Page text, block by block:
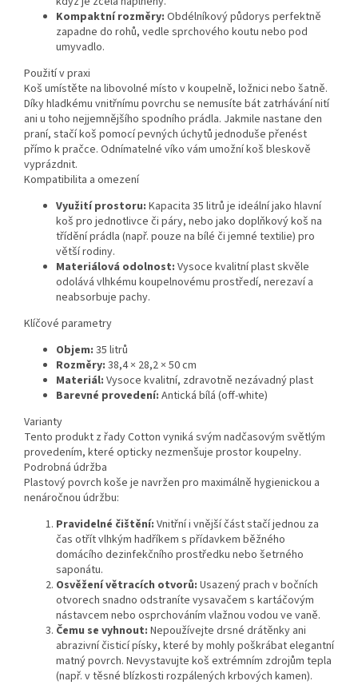
Kompaktní rozměry: Obdélníkový půdorys perfektně
zapadne do rohů, vedle sprchového koutu nebo pod
umyvadlo.
Použití v praxi
Koš umístěte na libovolné místo v koupelně, ložnici nebo šatně.
Díky hladkému vnitřnímu povrchu se nemusíte bát zatrhávání nití
ani u toho nejjemnějšího spodního prádla. Jakmile nastane den
praní, stačí koš pomocí pevných úchytů jednoduše přenést
přímo k pračce. Odnímatelné víko vám umožní koš bleskově
vyprázdnit.
Kompatibilita a omezení
Využití prostoru: Kapacita 35 litrů je ideální jako hlavní
koš pro jednotlivce či páry, nebo jako doplňkový koš na
třídění prádla (např. pouze na bílé či jemné textilie) pro
větší rodiny.
Materiálová odolnost: Vysoce kvalitní plast skvěle
odolává vlhkému koupelnovému prostředí, nerezaví a
neabsorbuje pachy.
Klíčové parametry
Objem: 35 litrů
Rozměry: 38,4 × 28,2 × 50 cm
Materiál: Vysoce kvalitní, zdravotně nezávadný plast
Barevné provedení: Antická bílá (off-white)
Varianty
Tento produkt z řady Cotton vyniká svým nadčasovým světlým
provedením, které opticky nezmenšuje prostor koupelny.
Podrobná údržba
Plastový povrch koše je navržen pro maximálně hygienickou a
nenáročnou údržbu:
Pravidelné čištění: Vnitřní i vnější část stačí jednou za
čas otřít vlhkým hadříkem s přídavkem běžného
domácího dezinfekčního prostředku nebo šetrného
saponátu.
Osvěžení větracích otvorů: Usazený prach v bočních
otvorech snadno odstraníte vysavačem s kartáčovým
nástavcem nebo osprchováním vlažnou vodou ve vaně.
Čemu se vyhnout: Nepoužívejte drsné drátěnky ani
abrazivní čisticí písky, které by mohly poškrábat elegantní
matný povrch. Nevystavujte koš extrémním zdrojům tepla
(např. v těsné blízkosti rozpálených krbových kamen).